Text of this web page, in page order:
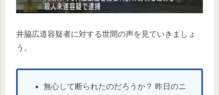
井脇広道容疑者に対する世間の声を見ていきましょ
う。
無心して断られたのだろうか？ 昨日のニ